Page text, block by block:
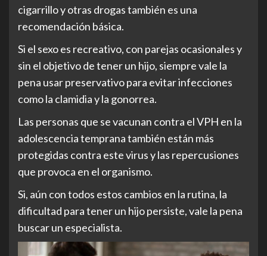
cigarrillo y otras drogas también es una
recomendación básica.
Si el sexo es recreativo, con parejas ocasionales y
sin el objetivo de tener un hijo, siempre vale la
pena usar preservativo para evitar infecciones
como la clamidia y la gonorrea.
Las personas que se vacunan contra el VPH en la
adolescencia temprana también están más
protegidas contra este virus y las repercusiones
que provoca en el organismo.
Si, aún con todos estos cambios en la rutina, la
dificultad para tener un hijo persiste, vale la pena
buscar un especialista.